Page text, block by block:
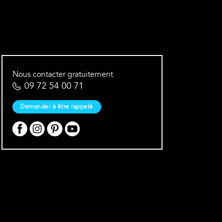
Nous contacter gratuitement
09 72 54 00 71
Demander à être rappelé